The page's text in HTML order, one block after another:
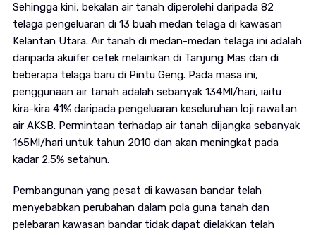
Sehingga kini, bekalan air tanah diperolehi daripada 82
telaga pengeluaran di 13 buah medan telaga di kawasan
Kelantan Utara. Air tanah di medan-medan telaga ini adalah
daripada akuifer cetek melainkan di Tanjung Mas dan di
beberapa telaga baru di Pintu Geng. Pada masa ini,
penggunaan air tanah adalah sebanyak 134Ml/hari, iaitu
kira-kira 41% daripada pengeluaran keseluruhan loji rawatan
air AKSB. Permintaan terhadap air tanah dijangka sebanyak
165Ml/hari untuk tahun 2010 dan akan meningkat pada
kadar 2.5% setahun.
Pembangunan yang pesat di kawasan bandar telah
menyebabkan perubahan dalam pola guna tanah dan
pelebaran kawasan bandar tidak dapat dielakkan telah